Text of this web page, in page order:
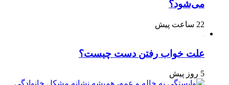
می‌شود؟
22 ساعت پیش
علت خواب رفتن دست چیست؟
5 روز پیش